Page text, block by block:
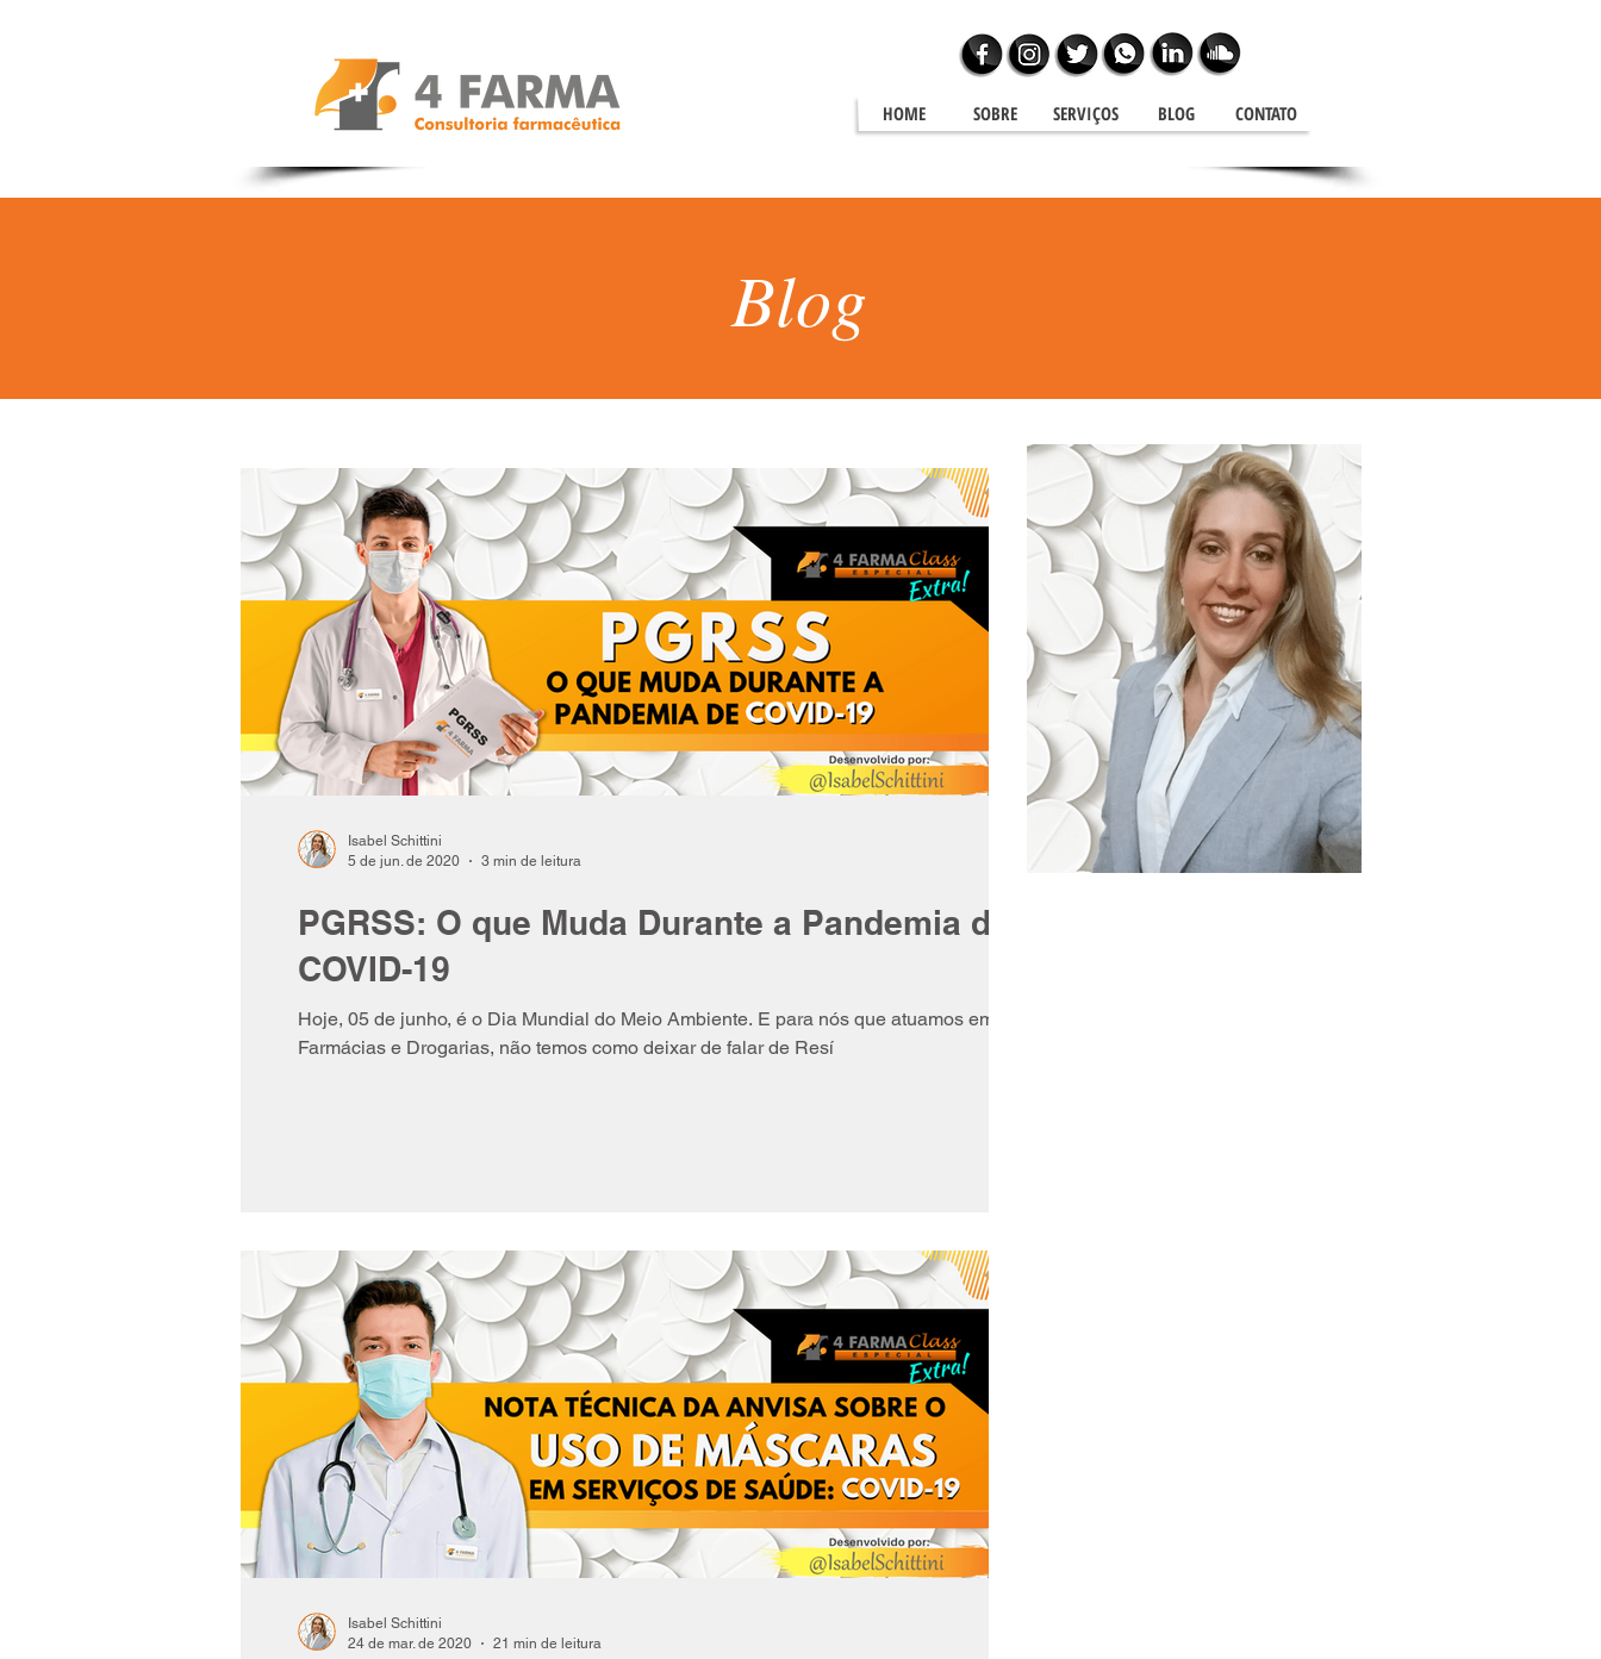
HOME SOBRE SERVIÇOS BLOG CONTATO
Blog
PGRSS: O que Muda Durante a Pandemia de
COVID-19
Hoje, 05 de junho, é o Dia Mundial do Meio Ambiente. E para nós que atuamos em
Farmácias e Drogarias, não temos como deixar de falar de Resí
Isabel Schittini
5 de jun. de 2020
3 min de leitura
Isabel Schittini
24 de mar. de 2020
21 min de leitura